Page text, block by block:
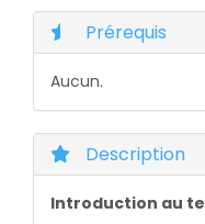
Prérequis
Aucun.
Description
Introduction au